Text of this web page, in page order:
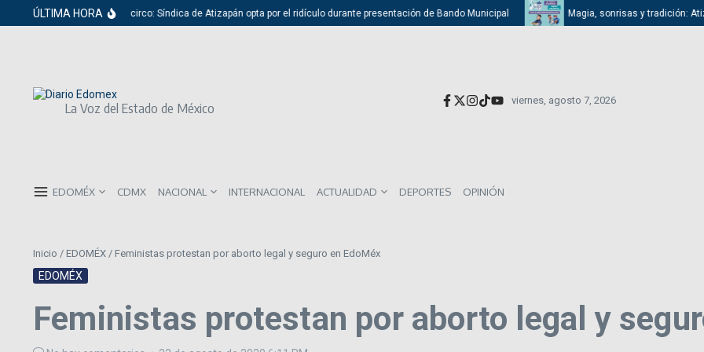
Saltar al contenido
ÚLTIMA HORA
Del cabildo al circo: Síndica de Atizapán opta por el ridículo durante presentación de Bando Municipal Magia, sonrisas y tradición:
La Voz del Estado de México viernes, agosto 7, 2026
EDOMÉX CDMX NACIONAL INTERNACIONAL ACTUALIDAD DEPORTES OPINIÓN
Inicio / EDOMÉX / Feministas protestan por aborto legal y seguro en EdoMéx
EDOMÉX
Feministas protestan por aborto legal y